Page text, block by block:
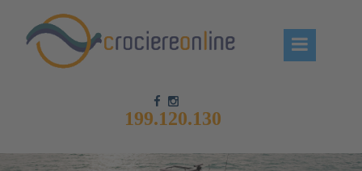
199.120.130